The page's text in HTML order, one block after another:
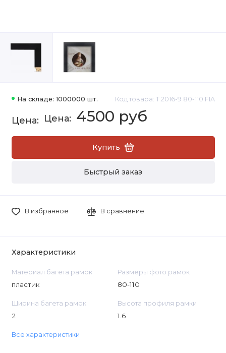
На складе: 1000000 шт. Код товара: Т.2016-9 80-110 FIA
4500 руб
Купить
Быстрый заказ
В избранное В сравнение
Характеристики
Материал багета рамок
пластик
Размеры фото рамок
80-110
Ширина багета рамок
2
Высота профиля рамки
1.6
Все характеристики